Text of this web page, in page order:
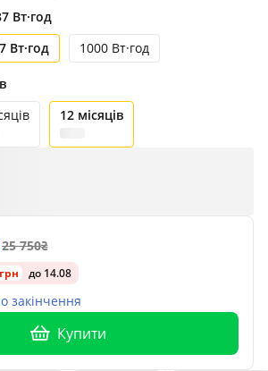
Вт·год
Вт·год 1000 Вт·год
12 місяців
25 750
до 14.08
закінчення
Купити